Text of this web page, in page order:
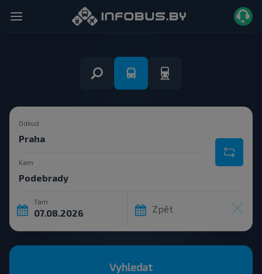
Odkud
Kam
Tam
Zpět
Vyhledat